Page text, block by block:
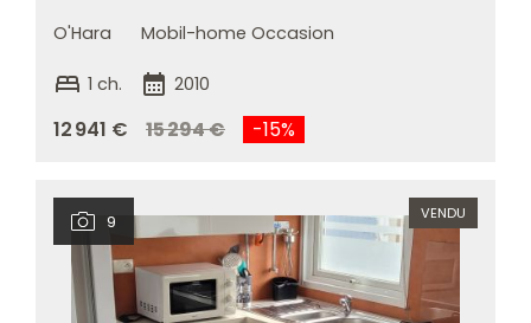
O'Hara Mobil-home Occasion
bed 1 ch. calendar_month 2010
12 941 € 15 294 € -15%
9 VENDU